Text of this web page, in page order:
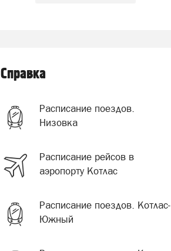
Справка
Расписание поездов.
Низовка
Расписание рейсов в
аэропорту Котлас
Расписание поездов. Котлас-
Южный